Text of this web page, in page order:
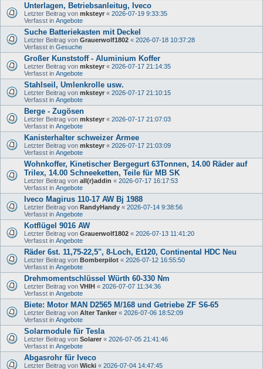
Unterlagen, Betriebsanleitug, Iveco
Letzter Beitrag von mksteyr « 2026-07-19 9:33:35
Verfasst in Angebote
Suche Batteriekasten mit Deckel
Letzter Beitrag von Grauerwolf1802 « 2026-07-18 10:37:28
Verfasst in Gesuche
Großer Kunststoff - Aluminium Koffer
Letzter Beitrag von mksteyr « 2026-07-17 21:14:35
Verfasst in Angebote
Stahlseil, Umlenkrolle usw.
Letzter Beitrag von mksteyr « 2026-07-17 21:10:15
Verfasst in Angebote
Berge - Zugösen
Letzter Beitrag von mksteyr « 2026-07-17 21:07:03
Verfasst in Angebote
Kanisterhalter schweizer Armee
Letzter Beitrag von mksteyr « 2026-07-17 21:03:09
Verfasst in Angebote
Wohnkoffer, Kinetischer Bergegurt 63Tonnen, 14.00 Räder auf
Trilex, 14.00 Schneeketten, Teile für MB SK
Letzter Beitrag von all(r)addin « 2026-07-17 16:17:53
Verfasst in Angebote
Iveco Magirus 110-17 AW Bj 1988
Letzter Beitrag von RandyHandy « 2026-07-14 9:38:56
Verfasst in Angebote
Kotflügel 9016 AW
Letzter Beitrag von Grauerwolf1802 « 2026-07-13 11:41:20
Verfasst in Angebote
Räder 6st. 11,75-22,5", 8-Loch, Et120, Continental HDC Neu
Letzter Beitrag von Bomberpilot « 2026-07-12 16:55:50
Verfasst in Angebote
Drehmomentschlüssel Würth 60-330 Nm
Letzter Beitrag von VHIH « 2026-07-07 11:34:36
Verfasst in Angebote
Biete: Motor MAN D2565 M/168 und Getriebe ZF S6-65
Letzter Beitrag von Alter Tanker « 2026-07-06 18:52:09
Verfasst in Angebote
Solarmodule für Tesla
Letzter Beitrag von Solarer « 2026-07-05 21:41:46
Verfasst in Angebote
Abgasrohr für Iveco
Letzter Beitrag von Wicki « 2026-07-04 14:47:45